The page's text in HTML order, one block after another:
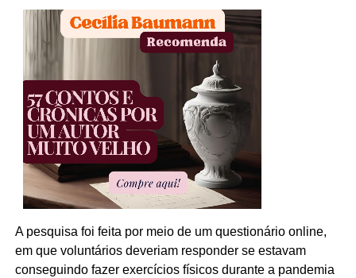
A pesquisa foi feita por meio de um questionário online,
em que voluntários deveriam responder se estavam
conseguindo fazer exercícios físicos durante a pandemia